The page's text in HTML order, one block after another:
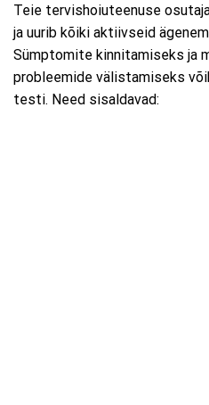
Teie tervishoiuteenuse
ja uurib kõiki aktiivseid
Sümptomite kinnitamiseks ja
probleemide välistamiseks
testi. Need sisaldavad: